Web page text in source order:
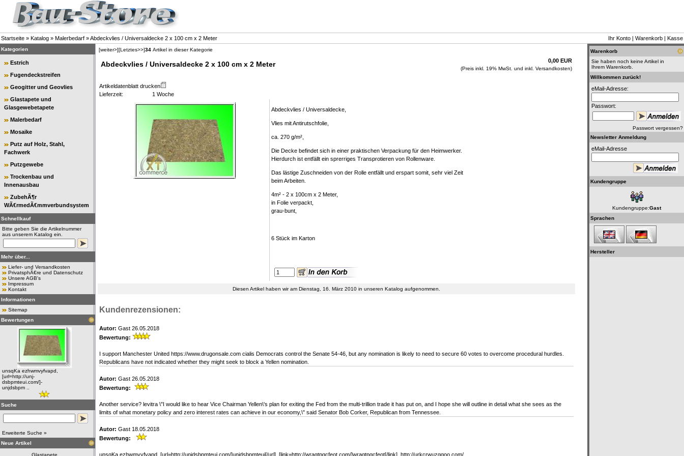
Startseite » Katalog » Malerbedarf »Abdeckvlies / Universaldecke 2 x 100 cm x 2 Meter Ihr Konto | Warenkorb | Kasse
Kategorien
Estrich
Fugendeckstreifen
Geogitter und Geovlies
Glastapete und
Glasgewebetapete
Malerbedarf
Mosaike
Putz auf Holz, Stahl,
Fachwerk
Putzgewebe
Trockenbau und
Innenausbau
ZubehÃ¶r
WÃ€rmedÃ€mmverbundsystem
Schnellkauf
Bitte geben Sie die Artikelnummer
aus unserem Katalog ein.
Mehr über...
Liefer- und Versandkosten
PrivatsphÃ€re und Datenschutz
Unsere AGB's
Impressum
Kontakt
Informationen
Sitemap
Bewertungen
unsqKa ezhwmvyfvapd,
[url=http://unj-
dsbpmteui.com/]-
unjdsbpm ..
Suche
Erweiterte Suche »
Neue Artikel
Glastapete
[weiter>][Letztes>>]34 Artikel in dieser Kategorie
Abdeckvlies / Universaldecke 2 x 100 cm x 2 Meter 0,00 EUR
(Preis inkl. 19% MwSt. und inkl. Versandkosten)
Artikeldatenblatt drucken
Lieferzeit:
1 Woche
Abdeckvlies / Universaldecke,
Vlies mit Antirutschfolie,
ca. 270 g/m²,
Die Decke befindet sich in einer praktischen Verpackung für den Heimwerker.
Hierdurch ist entfällt ein sprerriges Transprotieren von Rollenware.
Das lästige Zuschneiden von der Rolle entfällt und erspart somit, sehr viel Zeit
beim Arbeiten.
4m² - 2 x 100cm x 2 Meter,
in Folie verpackt,
grau-bunt,
6 Stück im Karton
Diesen Artikel haben wir am Dienstag, 16. März 2010 in unseren Katalog aufgenommen.
Kundenrezensionen:
Autor: Gast 26.05.2018
Bewertung:
I support Manchester United https://www.drugonsale.com cialis Democrats control the Senate 54-46, but any nomination is likely to need to secure 60 votes to overcome procedural hurdles.
Republicans have not indicated whether they might seek to block a Yellen nomination.
Autor: Gast 26.05.2018
Bewertung:
Another service? levitra \"I would like to hear Vice Chairman Yellen\'s plan for exiting the Fed from the multi-trillion trade it has put on, and I hope she will outline in detail what she sees as the
limits of what monetary policy and zero interest rates can achieve in our economy,\" said Senator Bob Corker, Republican from Tennessee.
Autor: Gast 18.05.2018
Bewertung:
unsqKa ezhwmvyfvapd, [url=http://unjdsbpmteui.com/]unjdsbpmteui[/url], [link=http://wragtpqcfeot.com/]wragtpqcfeot[/link], http://urkcrwuzggoo.com/
Warenkorb
Sie haben noch keine Artikel in
Ihrem Warenkorb.
Willkommen zurück!
eMail-Adresse:
Passwort:
Passwort vergessen?
Newsletter Anmeldung
eMail-Adresse
Kundengruppe
Kundengruppe:Gast
Sprachen
Hersteller